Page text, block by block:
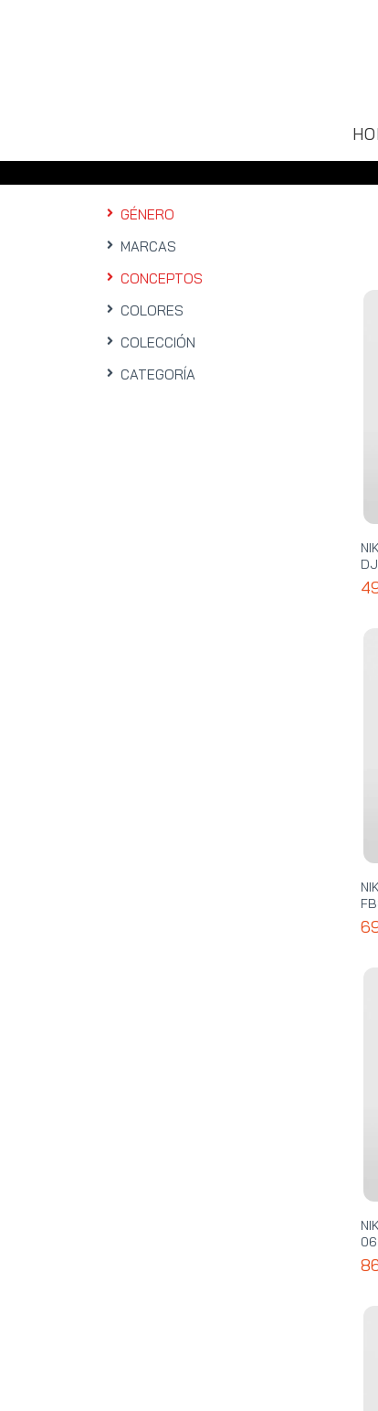
GÉNERO
MARCAS
CONCEPTOS
COLORES
COLECCIÓN
CATEGORÍA